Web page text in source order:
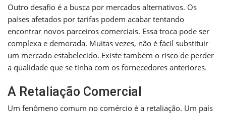
Outro desafio é a busca por mercados alternativos. Os
países afetados por tarifas podem acabar tentando
encontrar novos parceiros comerciais. Essa troca pode ser
complexa e demorada. Muitas vezes, não é fácil substituir
um mercado estabelecido. Existe também o risco de perder
a qualidade que se tinha com os fornecedores anteriores.
A Retaliação Comercial
Um fenômeno comum no comércio é a retaliação. Um país